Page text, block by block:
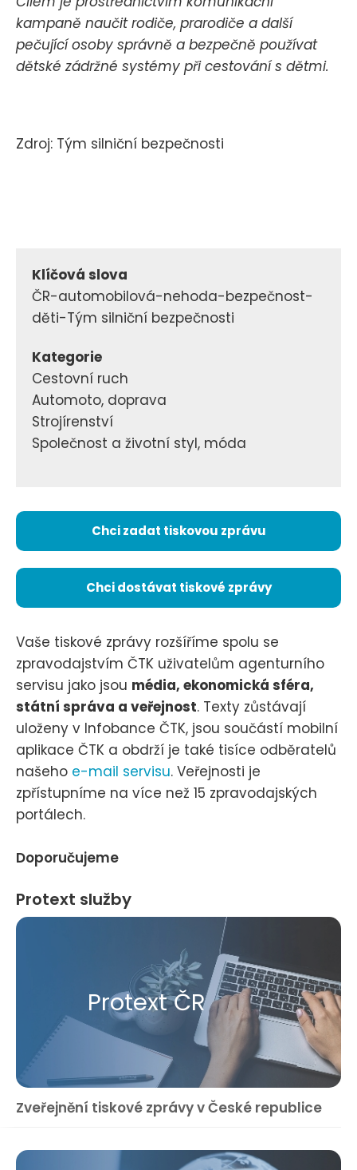
kampaně naučit rodiče, prarodiče a další
pečující osoby správně a bezpečně používat
dětské zádržné systémy při cestování s dětmi.
Zdroj: Tým silniční bezpečnosti
Klíčová slova
ČR-automobilová-nehoda-bezpečnost-
děti-Tým silniční bezpečnosti
Kategorie
Cestovní ruch
Automoto, doprava
Strojírenství
Společnost a životní styl, móda
Chci zadat tiskovou zprávu
Chci dostávat tiskové zprávy
Vaše tiskové zprávy rozšíříme spolu se
zpravodajstvím ČTK uživatelům agenturního
servisu jako jsou média, ekonomická sféra,
státní správa a veřejnost. Texty zůstávají
uloženy v Infobance ČTK, jsou součástí mobilní
aplikace ČTK a obdrží je také tisíce odběratelů
našeho e-mail servisu. Veřejnosti je
zpřístupníme na více než 15 zpravodajských
portálech.
Doporučujeme
Protext služby
Protext ČR
Zveřejnění tiskové zprávy v České republice